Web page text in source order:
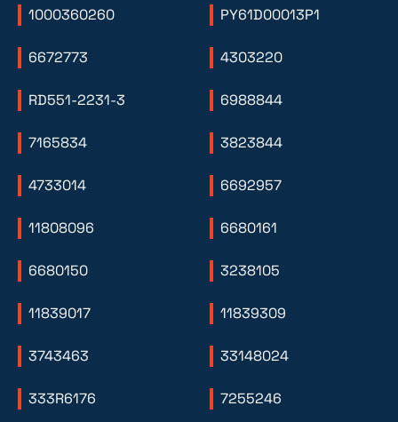
1000360260 PY61D00013P1
6672773 4303220
RD551-2231-3 6988844
7165834 3823844
4733014 6692957
11808096 6680161
6680150 3238105
11839017 11839309
3743463 33148024
333R6176 7255246